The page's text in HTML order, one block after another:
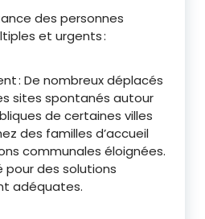
des personnes
et urgents :
: De nombreux déplacés
sites spontanés autour
de certaines villes
des familles d’accueil
communales éloignées.
pour des solutions
adéquates.